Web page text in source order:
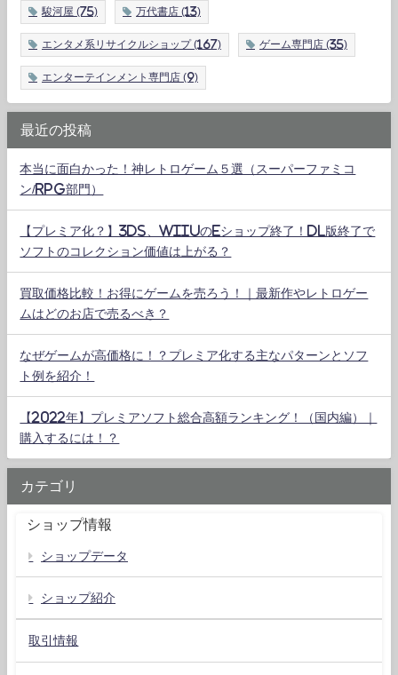
駿河屋 (75) 万代書店 (13)
エンタメ系リサイクルショップ (167) ゲーム専門店 (35)
エンターテインメント専門店 (9)
最近の投稿
本当に面白かった！神レトロゲーム５選（スーパーファミコ
ン/RPG部門）
【プレミア化？】3DS、WiiUのeショップ終了！DL版終了で
ソフトのコレクション価値は上がる？
買取価格比較！お得にゲームを売ろう！｜最新作やレトロゲー
ムはどのお店で売るべき？
なぜゲームが高価格に！？プレミア化する主なパターンとソフ
ト例を紹介！
【2022年】プレミアソフト総合高額ランキング！（国内編）｜
購入するには！？
カテゴリ
ショップ情報
ショップデータ
ショップ紹介
取引情報